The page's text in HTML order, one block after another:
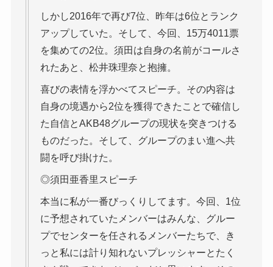
しかし2016年で再び7位、昨年は6位とランク
アップしていた。そして、今回、15万4011票
を集めての2位。須田は自身の名前がコールさ
れたあと、松井珠理奈と抱擁。
喜びの表情を浮かべてスピーチ。その内容は
自身の境遇から2位を獲得できたことで確信し
た自信とAKB48グループの現状を突きつける
ものだった。そして、グループのまい進へ共
闘を呼び掛けた。
◎須田亜香里スピーチ
本当に私が一番びっくりしてます。今回、1位
に予想されていたメンバーはみんな、グルー
プでセンターを任されるメンバーたちで、き
っと私には計り知れないプレッシャーとたく